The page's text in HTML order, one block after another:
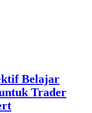
Belajar
Trader